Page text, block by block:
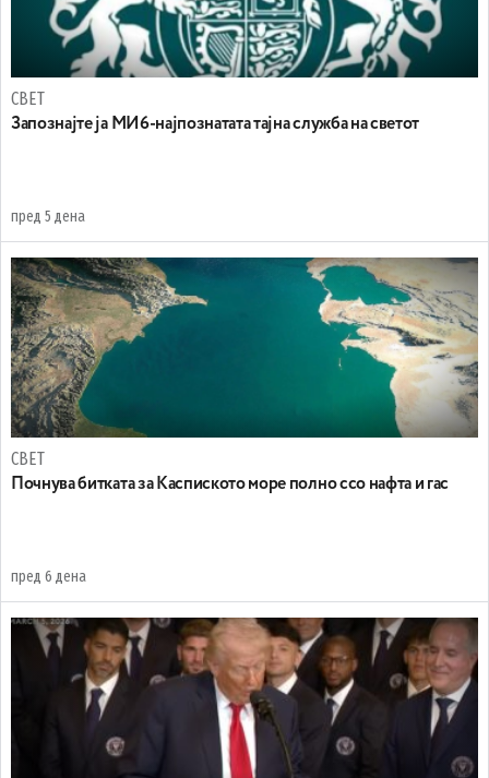
СВЕТ
Запознајте ја МИ6-најпознатата тајна служба на светот
пред 5 дена
СВЕТ
Почнува битката за Каспиското море полно ссо нафта и гас
пред 6 дена